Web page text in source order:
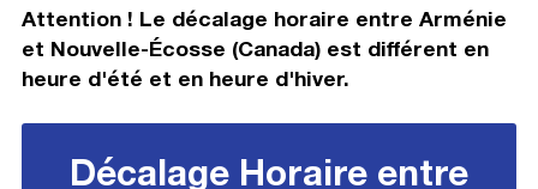
Attention ! Le décalage horaire entre Arménie
et Nouvelle-Écosse (Canada) est différent en
heure d'été et en heure d'hiver.
Décalage Horaire entre